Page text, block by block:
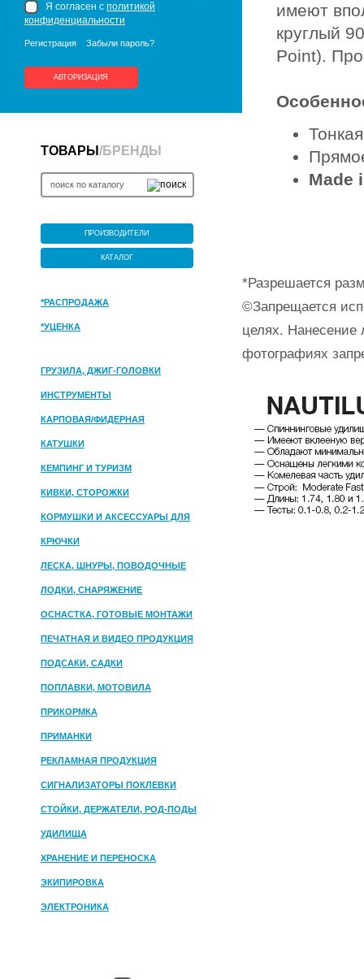
Я согласен с политикой
конфиденциальности
Регистрация Забыли пароль?
АВТОРИЗАЦИЯ
ТОВАРЫ /БРЕНДЫ
ПРОИЗВОДИТЕЛИ
КАТАЛОГ
*РАСПРОДАЖА
*УЦЕНКА
ГРУЗИЛА, ДЖИГ-ГОЛОВКИ
ИНСТРУМЕНТЫ
КАРПОВАЯ/ФИДЕРНАЯ
КАТУШКИ
КЕМПИНГ И ТУРИЗМ
КИВКИ, СТОРОЖКИ
КОРМУШКИ И АКСЕССУАРЫ ДЛЯ
ПРИКОРМКИ
КРЮЧКИ
ЛЕСКА, ШНУРЫ, ПОВОДОЧНЫЕ
МАТЕРИАЛЫ
ЛОДКИ, СНАРЯЖЕНИЕ
ОСНАСТКА, ГОТОВЫЕ МОНТАЖИ
ПЕЧАТНАЯ И ВИДЕО ПРОДУКЦИЯ
ПОДСАКИ, САДКИ
ПОПЛАВКИ, МОТОВИЛА
ПРИКОРМКА
ПРИМАНКИ
РЕКЛАМНАЯ ПРОДУКЦИЯ
СИГНАЛИЗАТОРЫ ПОКЛЕВКИ
СТОЙКИ, ДЕРЖАТЕЛИ, РОД-ПОДЫ
УДИЛИЩА
ХРАНЕНИЕ И ПЕРЕНОСКА
ЭКИПИРОВКА
ЭЛЕКТРОНИКА
имеют
круглый
Point).
Made
*Разрешается
©Запрещается
целях. Нанесение
фотографиях